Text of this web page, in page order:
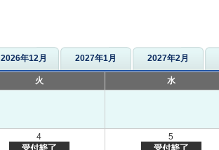
2026年12月 2027年1月 2027年2月
火 水
4 5